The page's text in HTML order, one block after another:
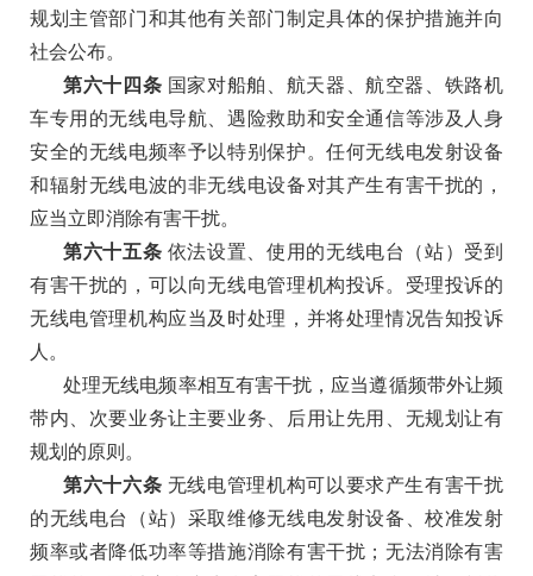
规划主管部门和其他有关部门制定具体的保护措施并向
社会公布。
第六十四条 国家对船舶、航天器、航空器、铁路机
车专用的无线电导航、遇险救助和安全通信等涉及人身
安全的无线电频率予以特别保护。任何无线电发射设备
和辐射无线电波的非无线电设备对其产生有害干扰的，
应当立即消除有害干扰。
第六十五条 依法设置、使用的无线电台（站）受到
有害干扰的，可以向无线电管理机构投诉。受理投诉的
无线电管理机构应当及时处理，并将处理情况告知投诉
人。
处理无线电频率相互有害干扰，应当遵循频带外让频
带内、次要业务让主要业务、后用让先用、无规划让有
规划的原则。
第六十六条 无线电管理机构可以要求产生有害干扰
的无线电台（站）采取维修无线电发射设备、校准发射
频率或者降低功率等措施消除有害干扰；无法消除有害